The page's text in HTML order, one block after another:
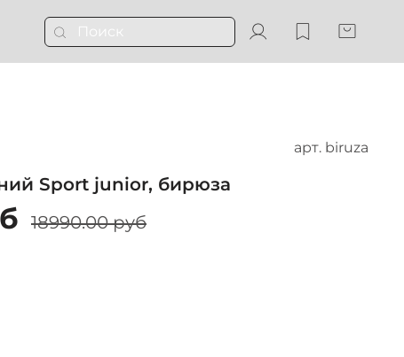
арт. biruza
Sport junior, бирюза
18990.00 руб